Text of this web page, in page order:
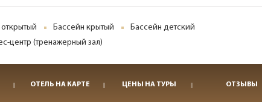
Бассейн крытый
Бассейн детский
центр (тренажерный зал)
ОТЕЛЬ НА КАРТЕ ЦЕНЫ НА ТУРЫ ОТЗЫВЫ